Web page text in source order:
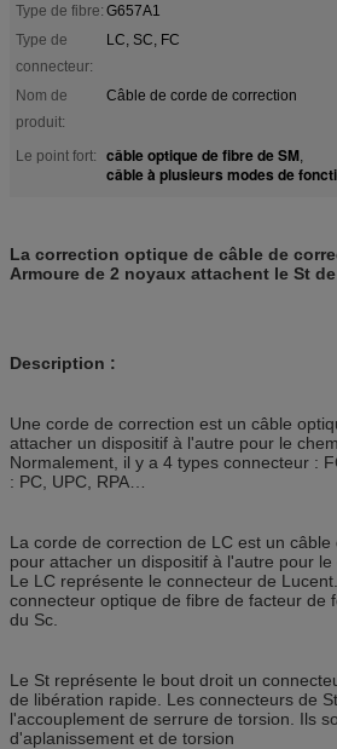
Type de fibre: G657A1
Type de
connecteur:
LC, SC, FC
Nom de
produit:
Câble de corde de correction
Le point fort: câble optique de fibre de SM,
câble à plusieurs modes de
La correction optique de câble de
Armoure de 2 noyaux attachent le St
Description :
Une corde de correction est un câble
attacher un dispositif à l'autre pour le
Normalement, il y a 4 types connecteur :
: PC, UPC, RPA…
La corde de correction de LC est un
pour attacher un dispositif à l'autre pour le
Le LC représente le connecteur de
connecteur optique de fibre de facteur de
du Sc.
Le St représente le bout droit un
de libération rapide. Les connecteurs de
l'accouplement de serrure de torsion. Ils
d'aplanissement et de torsion